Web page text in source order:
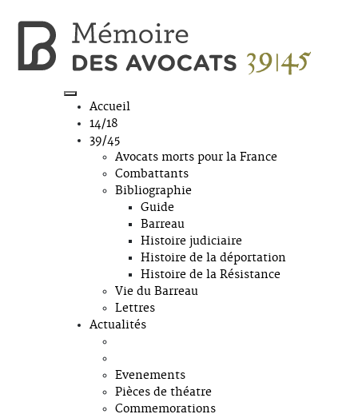
Accueil
14/18
39/45
Avocats morts pour la France
Combattants
Bibliographie
Guide
Barreau
Histoire judiciaire
Histoire de la déportation
Histoire de la Résistance
Vie du Barreau
Lettres
Actualités
Evenements
Pièces de théatre
Commemorations